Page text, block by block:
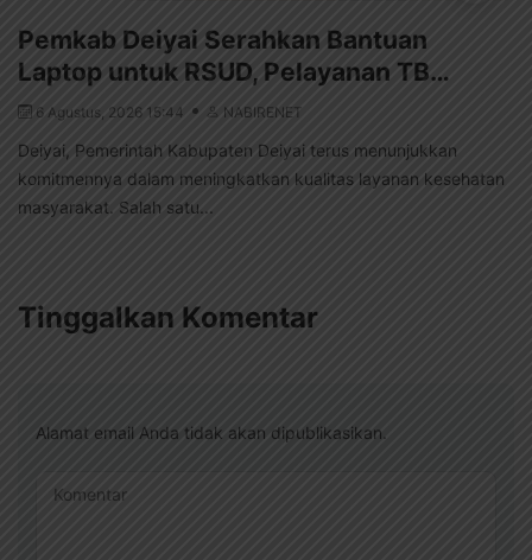
Pemkab Deiyai Serahkan Bantuan
Laptop untuk RSUD, Pelayanan TB…
6 Agustus, 2026 15:44 NABIRENET
Deiyai, Pemerintah Kabupaten Deiyai terus menunjukkan
komitmennya dalam meningkatkan kualitas layanan kesehatan
masyarakat. Salah satu...
Tinggalkan Komentar
Alamat email Anda tidak akan dipublikasikan.
Komentar